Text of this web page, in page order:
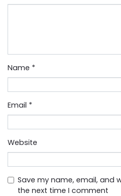
Name *
Email *
Website
Save my name, email, and
the next time I comment